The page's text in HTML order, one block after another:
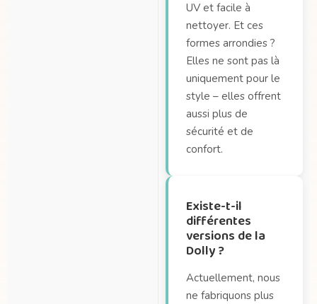
UV et facile à
nettoyer. Et ces
formes arrondies ?
Elles ne sont pas là
uniquement pour le
style – elles offrent
aussi plus de
sécurité et de
confort.
Existe-t-il
différentes
versions de la
Dolly ?
Actuellement, nous
ne fabriquons plus